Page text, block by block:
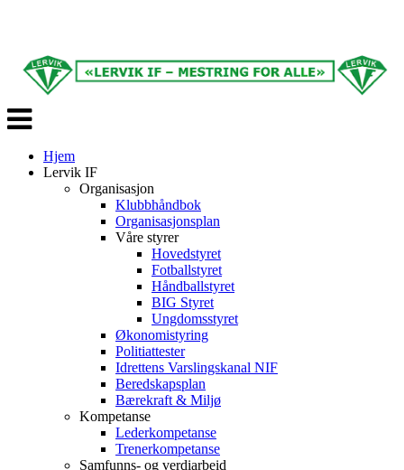
Veksle
navigasjon
Hjem
Lervik IF
Organisasjon
Klubbhåndbok
Organisasjonsplan
Våre styrer
Hovedstyret
Fotballstyret
Håndballstyret
BIG Styret
Ungdomsstyret
Økonomistyring
Politiattester
Idrettens Varslingskanal NIF
Beredskapsplan
Bærekraft & Miljø
Kompetanse
Lederkompetanse
Trenerkompetanse
Samfunns- og verdiarbeid